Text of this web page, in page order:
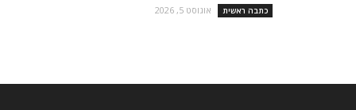
כתבה ראשית אוגוסט 5, 2026